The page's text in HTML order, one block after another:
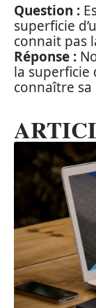
Question :
superficie
connait pas
Réponse :
la superficie
connaître sa